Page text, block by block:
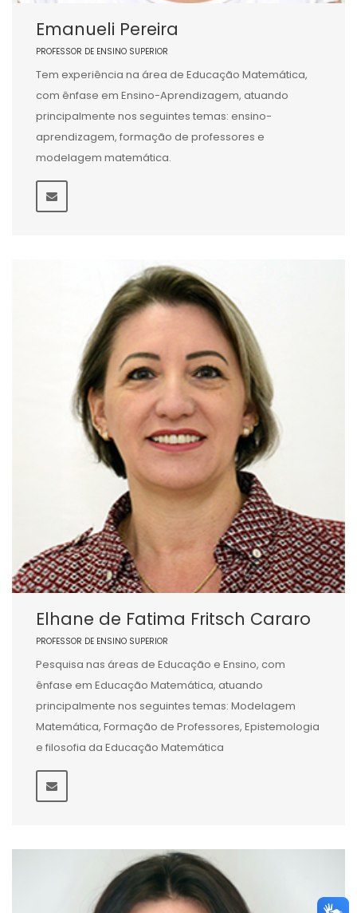
Emanueli Pereira
PROFESSOR DE ENSINO SUPERIOR
Tem experiência na área de Educação Matemática,
com ênfase em Ensino-Aprendizagem, atuando
principalmente nos seguintes temas: ensino-
aprendizagem, formação de professores e
modelagem matemática.
Elhane de Fatima Fritsch Cararo
PROFESSOR DE ENSINO SUPERIOR
Pesquisa nas áreas de Educação e Ensino, com
ênfase em Educação Matemática, atuando
principalmente nos seguintes temas: Modelagem
Matemática, Formação de Professores, Epistemologia
e filosofia da Educação Matemática